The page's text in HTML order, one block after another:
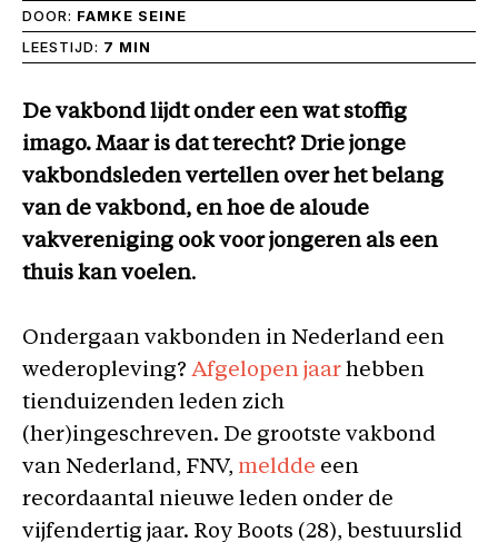
DOOR: FAMKE SEINE
LEESTIJD: 7 MIN
De vakbond lijdt onder een wat stoffig
imago. Maar is dat terecht? Drie jonge
vakbondsleden vertellen over het belang
van de vakbond, en hoe de aloude
vakvereniging ook voor jongeren als een
thuis kan voelen.
Ondergaan vakbonden in Nederland een
wederopleving? Afgelopen jaar hebben
tienduizenden leden zich
(her)ingeschreven. De grootste vakbond
van Nederland, FNV, meldde een
recordaantal nieuwe leden onder de
vijfendertig jaar. Roy Boots (28), bestuurslid